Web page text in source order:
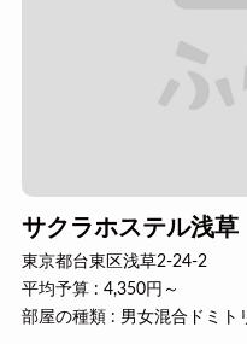
サクラホステル浅草
東京都台東区浅草2-24-2
平均予算 : 4,350円～
部屋の種類 : 男女混合ドミト